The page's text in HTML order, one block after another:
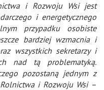
i Rozwoju Wsi jest
i energetycznego
przypadku osobiste
bardziej wzmacnia i
wszystkich sekretarzy i
nad tą problematyką.
pozostaną jednym z
i Rozwoju Wsi –